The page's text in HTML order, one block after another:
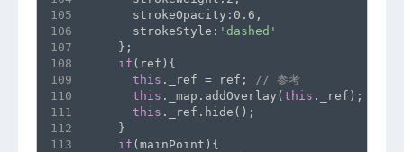
105
106
107
108
109
110
111
112
113
      strokeOpacity:0.6,
      strokeStyle:
'dashed'
    };
if (ref){
this ._ref = ref;
// 参考
this ._map.addOverlay(this ._ref);
this ._ref.hide();
    }
if (mainPoint){